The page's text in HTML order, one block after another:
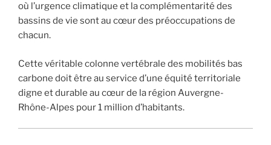
où l’urgence climatique et la complémentarité des
bassins de vie sont au cœur des préoccupations de
chacun.
Cette véritable colonne vertébrale des mobilités bas
carbone doit être au service d’une équité territoriale
digne et durable au cœur de la région Auvergne-
Rhône-Alpes pour 1 million d’habitants.